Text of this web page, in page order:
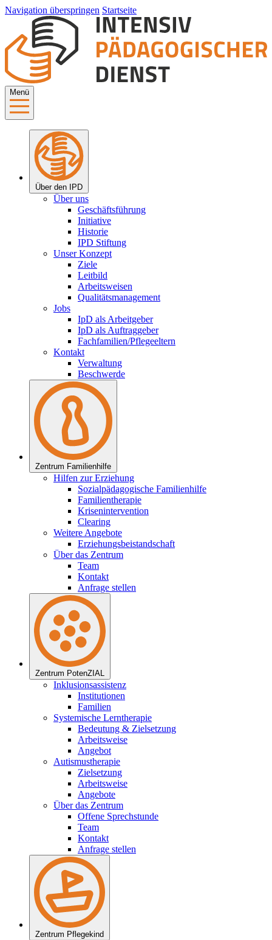
Navigation überspringen Startseite
Menü
Über den IPD
Über uns
Geschäftsführung
Initiative
Historie
IPD Stiftung
Unser Konzept
Ziele
Leitbild
Arbeitsweisen
Qualitätsmanagement
Jobs
IpD als Arbeitgeber
IpD als Auftraggeber
Fachfamilien/Pflegeeltern
Kontakt
Verwaltung
Beschwerde
Zentrum Familienhilfe
Hilfen zur Erziehung
Sozialpädagogische Familienhilfe
Familientherapie
Krisenintervention
Clearing
Weitere Angebote
Erziehungsbeistandschaft
Über das Zentrum
Team
Kontakt
Anfrage stellen
Zentrum PotenZIAL
Inklusionsassistenz
Institutionen
Familien
Systemische Lerntherapie
Bedeutung & Zielsetzung
Arbeitsweise
Angebot
Autismustherapie
Zielsetzung
Arbeitsweise
Angebote
Über das Zentrum
Offene Sprechstunde
Team
Kontakt
Anfrage stellen
Zentrum Pflegekind